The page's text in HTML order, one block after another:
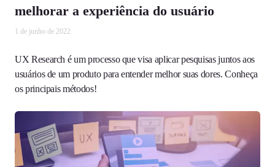
melhorar a experiência do usuário
1 de junho de 2022
UX Research é um processo que visa aplicar pesquisas juntos aos
usuários de um produto para entender melhor suas dores. Conheça
os principais métodos!